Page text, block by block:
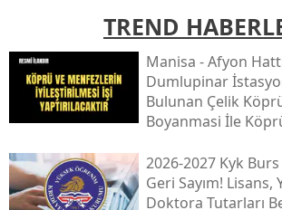
TREND
Mani̇sa - Afyon
Dumlupinar
Bulunan Çeli̇k
Boyanmasi İle
2026-2027 Kyk
Geri Sayım! Lisans,
Doktora Tutarları